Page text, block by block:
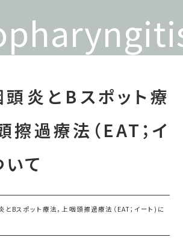
炎とBスポット療
擦過療法（EAT；イ
て
Bスポット療法，上咽頭擦過療法（EAT；イート)に